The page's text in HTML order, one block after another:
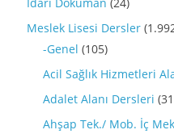
Meslek Lisesi Dersler
-Genel (105)
Acil Sağlık Hizmetleri
Adalet Alanı Dersleri
Ahşap Tek./ Mob. İç